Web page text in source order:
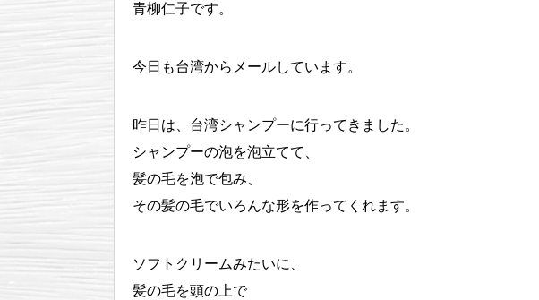
青柳仁子です。
今日も台湾からメールしています。
昨日は、台湾シャンプーに行ってきました。
シャンプーの泡を泡立てて、
髪の毛を泡で包み、
その髪の毛でいろんな形を作ってくれます。
ソフトクリームみたいに、
髪の毛を頭の上で